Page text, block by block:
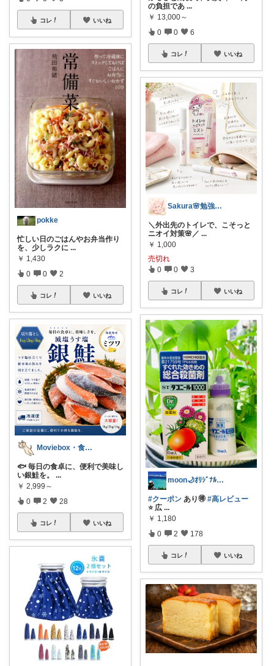
コレ いいね
pokke
忙しい日のごはんやお弁当作り
を、少しラクに ...
￥ 1,430
0 0 2
コレ いいね
Moviebox・食べることが大好き
🐟 毎日の食卓に、便利で美味し
い銀鮭を。 ...
￥ 2,999～
0 2 28
コレ いいね
の負担であ ...
￥ 13,000～
0 0 6
コレ いいね
Sakura🌸勉強と暮らし愛用品
＼外出先のトイレで、こそっと
ニオイ対策🌸／ ...
￥ 1,000
売切れ
0 0 3
コレ いいね
moon🌙ｵﾘｼﾞﾅﾙ写真多め📸
#クーポン あり🉐 #高レビュー
⭐️ 広 ...
￥ 1,180
0 2 178
コレ いいね